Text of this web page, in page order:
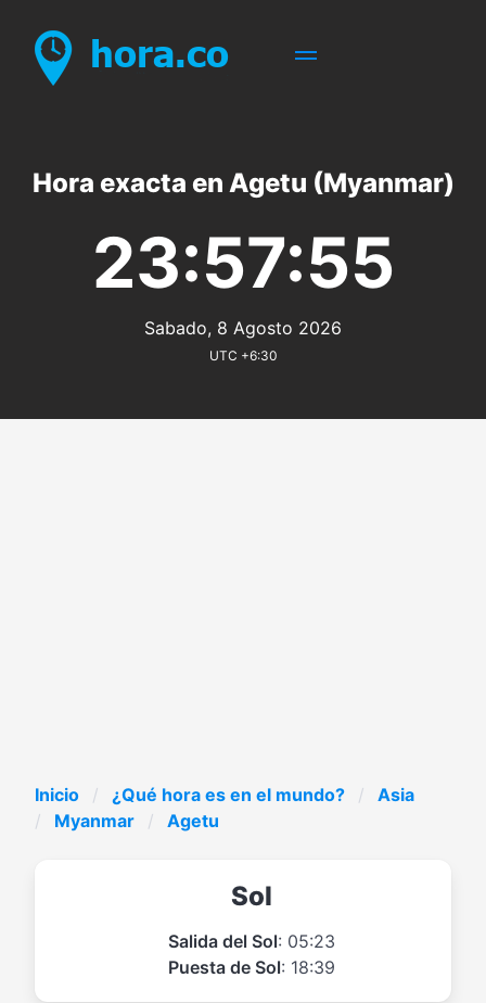
Hora exacta en Agetu (Myanmar)
23:57:55
Sabado, 8 Agosto 2026
UTC +6:30
Inicio ¿Qué hora es en el mundo?
Asia
Myanmar
Agetu
Sol
Salida del Sol: 05:23
Puesta de Sol: 18:39